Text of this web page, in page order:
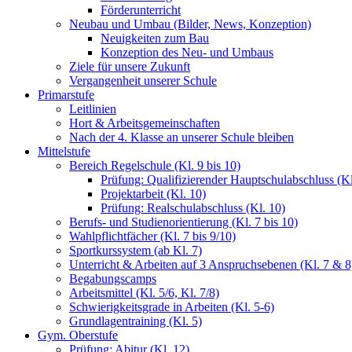
Förderunterricht
Neubau und Umbau (Bilder, News, Konzeption)
Neuigkeiten zum Bau
Konzeption des Neu- und Umbaus
Ziele für unsere Zukunft
Vergangenheit unserer Schule
Primarstufe
Leitlinien
Hort & Arbeitsgemeinschaften
Nach der 4. Klasse an unserer Schule bleiben
Mittelstufe
Bereich Regelschule (Kl. 9 bis 10)
Prüfung: Qualifizierender Hauptschulabschluss
Projektarbeit (Kl. 10)
Prüfung: Realschulabschluss (Kl. 10)
Berufs- und Studienorientierung (Kl. 7 bis 10)
Wahlpflichtfächer (Kl. 7 bis 9/10)
Sportkurssystem (ab Kl. 7)
Unterricht & Arbeiten auf 3 Anspruchsebenen (Kl. 7 &
Begabungscamps
Arbeitsmittel (Kl. 5/6, Kl. 7/8)
Schwierigkeitsgrade in Arbeiten (Kl. 5-6)
Grundlagentraining (Kl. 5)
Gym. Oberstufe
Prüfung: Abitur (Kl. 12)